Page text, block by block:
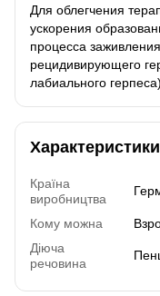
Для облегчения
ускорения
процесса
рецидивирующего
лабиального герпеса).
Характеристики
Країна
виробництва
Кому можна
Діюча
речовина